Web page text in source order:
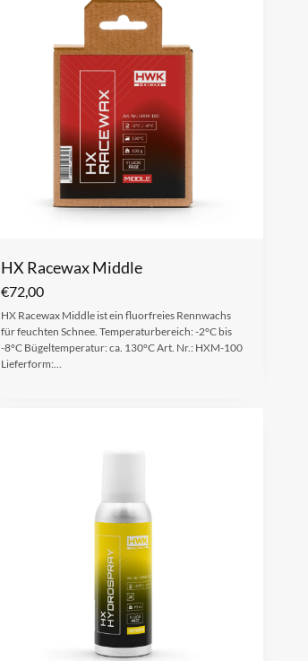
HX Racewax Middle
€72,00
HX Racewax Middle ist ein fluorfreies Rennwachs
für feuchten Schnee. Temperaturbereich: -2°C bis
-8°C Bügeltemperatur: ca. 130°C Art. Nr.: HXM-100
Lieferform:…